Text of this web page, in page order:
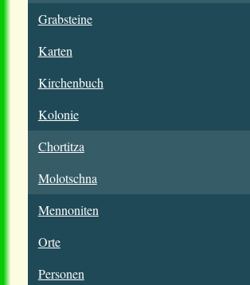
Grabsteine
Karten
Kirchenbuch
Kolonie
Chortitza
Molotschna
Mennoniten
Orte
Personen